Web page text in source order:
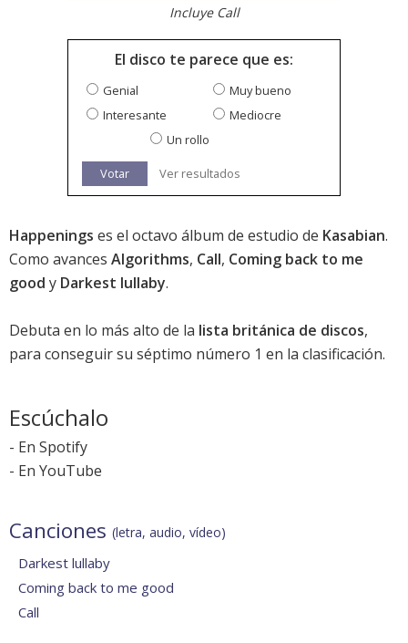
Incluye Call
El disco te parece que es:
Genial
Muy bueno
Interesante
Mediocre
Un rollo
Votar Ver resultados
Happenings es el octavo álbum de estudio de Kasabian.
Como avances Algorithms, Call, Coming back to me
good y Darkest lullaby.
Debuta en lo más alto de la lista británica de discos,
para conseguir su séptimo número 1 en la clasificación.
Escúchalo
- En Spotify
- En YouTube
Canciones (letra, audio, vídeo)
Darkest lullaby
Coming back to me good
Call